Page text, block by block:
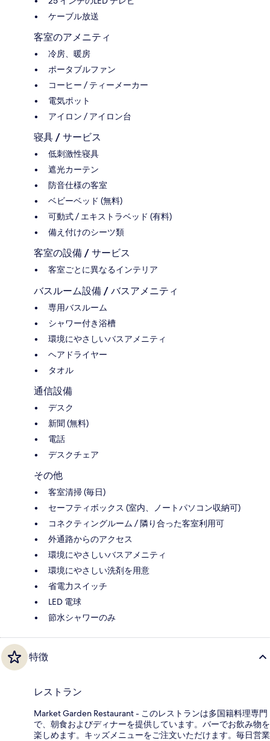
ケーブル放送
客室のアメニティ
冷房、暖房
ポータブルファン
コーヒー / ティーメーカー
電気ポット
アイロン / アイロン台
寝具 / サービス
低刺激性寝具
遮光カーテン
防音仕様の客室
ベビーベッド (無料)
可動式 / エキストラベッド (有料)
備え付けのシーツ類
客室の設備 / サービス
客室ごとに異なるインテリア
バスルーム設備 / バスアメニティ
専用バスルーム
シャワー付き浴槽
環境にやさしいバスアメニティ
ヘアドライヤー
タオル
通信設備
デスク
新聞 (無料)
電話
デスクチェア
その他
客室清掃 (毎日)
セーフティボックス (室内、ノートパソコン収納可)
コネクティングルーム / 隣り合った客室利用可
外通路からのアクセス
環境にやさしいバスアメニティ
環境にやさしい洗剤を用意
省電力スイッチ
LED 電球
節水シャワーのみ
特徴
レストラン
Market Garden Restaurant - このレストランは多国籍料理専門
で、朝食およびディナーを提供しています。バーでお飲み物を
楽しめます。キッズメニューをご注文いただけます。毎日営業